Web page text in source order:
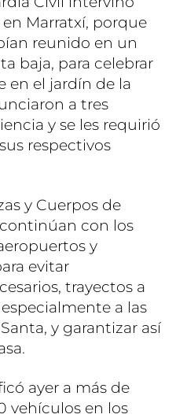
en Marratxí, porque
reunido en un
baja, para celebrar
en el jardín de la
a tres
y se les requirió
respectivos
y Cuerpos de
con los
y
evitar
trayectos a
a las
y garantizar así
ayer a más de
vehículos en los